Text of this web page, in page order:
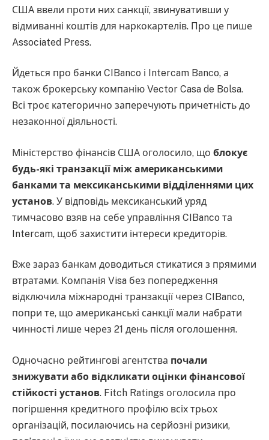
США ввели проти них санкції, звинувативши у
відмиванні коштів для наркокартелів. Про це пише
Associated Press.
Йдеться про банки CIBanco і Intercam Banco, а
також брокерську компанію Vector Casa de Bolsa.
Всі троє категорично заперечують причетність до
незаконної діяльності.
Міністерство фінансів США оголосило, що блокує
будь-які транзакції між американськими
банками та мексиканськими відділеннями цих
установ. У відповідь мексиканський уряд
тимчасово взяв на себе управління CIBanco та
Intercam, щоб захистити інтереси кредиторів.
Вже зараз банкам доводиться стикатися з прямими
втратами. Компанія Visa без попередження
відключила міжнародні транзакції через CIBanco,
попри те, що американські санкції мали набрати
чинності лише через 21 день після оголошення.
Одночасно рейтингові агентства почали
знижувати або відкликати оцінки фінансової
стійкості установ. Fitch Ratings оголосила про
погіршення кредитного профілю всіх трьох
організацій, посилаючись на серйозні ризики,